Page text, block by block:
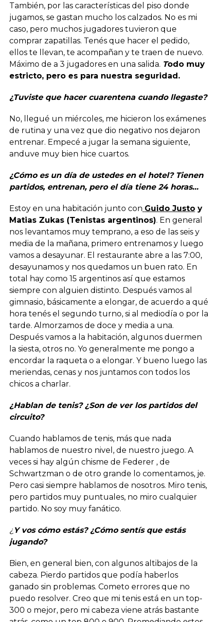
También, por las características del piso donde
jugamos, se gastan mucho los calzados. No es mi
caso, pero muchos jugadores tuvieron que
comprar zapatillas. Tenés que hacer el pedido,
ellos te llevan, te acompañan y te traen de nuevo.
Máximo de a 3 jugadores en una salida. Todo muy
estricto, pero es para nuestra seguridad.
¿Tuviste que hacer cuarentena cuando llegaste?
No, llegué un miércoles, me hicieron los exámenes
de rutina y una vez que dio negativo nos dejaron
entrenar. Empecé a jugar la semana siguiente,
anduve muy bien hice cuartos.
¿Cómo es un día de ustedes en el hotel? Tienen
partidos, entrenan, pero el día tiene 24 horas…
Estoy en una habitación junto con Guido Justoy
Matias Zukas (Tenistas argentinos). En general
nos levantamos muy temprano, a eso de las seis y
media de la mañana, primero entrenamos y luego
vamos a desayunar. El restaurante abre a las 7:00,
desayunamos y nos quedamos un buen rato. En
total hay como 15 argentinos así que estamos
siempre con alguien distinto. Después vamos al
gimnasio, básicamente a elongar, de acuerdo a qué
hora tenés el segundo turno, si al mediodía o por la
tarde. Almorzamos de doce y media a una.
Después vamos a la habitación, algunos duermen
la siesta, otros no. Yo generalmente me pongo a
encordar la raqueta o a elongar. Y bueno luego las
meriendas, cenas y nos juntamos con todos los
chicos a charlar.
¿Hablan de tenis? ¿Son de ver los partidos del
circuito?
Cuando hablamos de tenis, más que nada
hablamos de nuestro nivel, de nuestro juego. A
veces si hay algún chisme de Federer , de
Schwartzman o de otro grande lo comentamos, je.
Pero casi siempre hablamos de nosotros. Miro tenis,
pero partidos muy puntuales, no miro cualquier
partido. No soy muy fanático.
¿Y vos cómo estás? ¿Cómo sentís que estás
jugando?
Bien, en general bien, con algunos altibajos de la
cabeza. Pierdo partidos que podía haberlos
ganado sin problemas. Cometo errores que no
puedo resolver. Creo que mi tenis está en un top-
300 o mejor, pero mi cabeza viene atrás bastante